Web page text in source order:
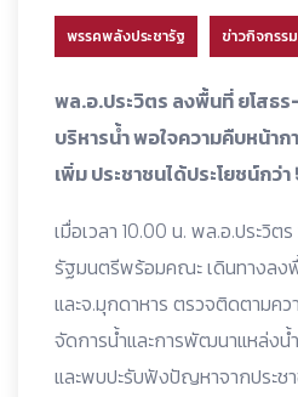
พรรคพลังประชารัฐ ข่าวกิจกรร
พล.อ.ประวิตร ลงพื้นที่ ยโสธ
บริหารน้ำ พอใจความคืบหน้
เพิ่ม ประชาชนได้ประโยชน์กว่
เมื่อเวลา 10.00 น. พล.อ.ประวิ
รัฐมนตรีพร้อมคณะ เดินทางลง
และจ.มุกดาหาร ตรวจติดตามคว
จัดการน้ำและการพัฒนาแหล่งน้
และพบปะรับฟังปัญหาจากประช